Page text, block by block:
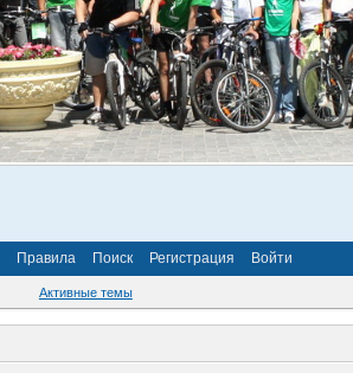
Правила Поиск Регистрация Войти
Активные темы